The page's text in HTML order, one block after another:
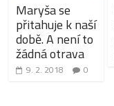
Maryša se
přitahuje k naší
době. A není to
žádná otrava
9. 2. 2018 0